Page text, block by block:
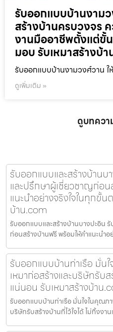
รับออกแบบบ้านงาม
สร้างบ้านครบวงจร
งานมืออาชีพตั้งแต่ขั้
มอบ รับเหมาสร้างบ้
รับออกแบบบ้านงามวงศ์วาน ใ
ดูเพิ่มเติม »
ดูบทคว
รับออกแบบและสร้างบ้านบ
และปรึกษาผู้เชี่ยวชาญก่อ
แนะนำอย่างจริงใจในทุกขั้น
บ้าน.com
รับออกแบบและสร้างบ้านบางปะอิน
ก่อนสร้างบ้านฟรี พร้อมให้คำแนะนำ
รับออกแบบบ้านท่าเรือ มั่น
เหมาก่อสร้างและบริษัทรับส
แน่นอน รับเหมาสร้างบ้าน
รับออกแบบบ้านท่าเรือ มั่นใจในคุณภ
บริษัทรับสร้างบ้านที่ไว้ใจได้ ไม่ทิ้งงา